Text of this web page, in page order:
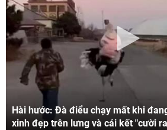
Hài hước: Đà điểu chạy mất khi
xinh đẹp trên lưng và cái kết "cười